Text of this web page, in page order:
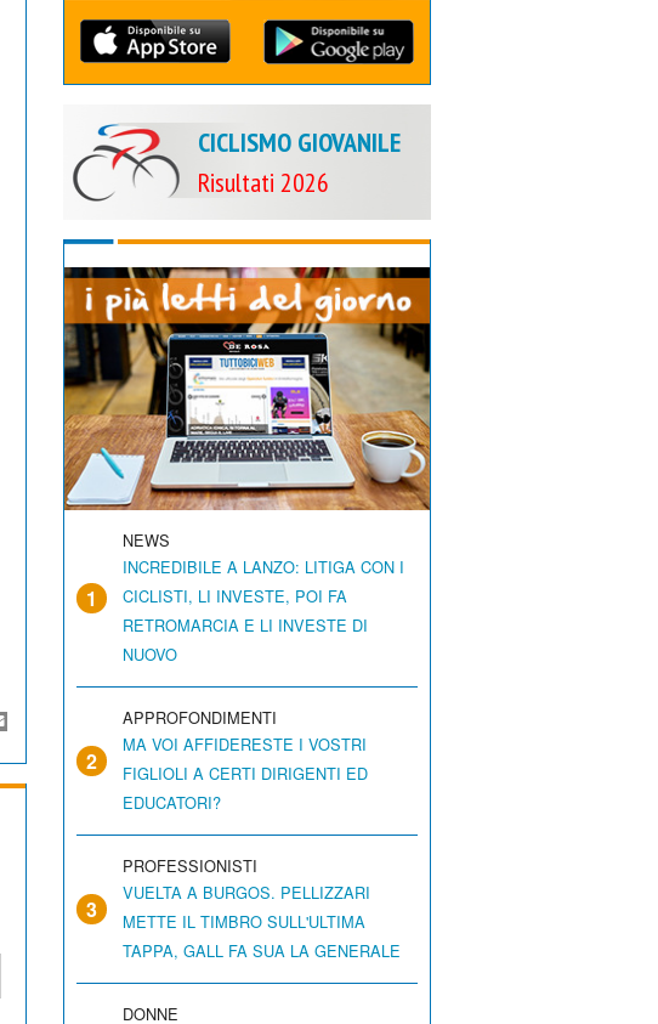
CICLISMO GIOVANILE
Risultati 2026
1
NEWS
INCREDIBILE A LANZO: LITIGA CON I
CICLISTI, LI INVESTE, POI FA
RETROMARCIA E LI INVESTE DI
NUOVO
2
APPROFONDIMENTI
MA VOI AFFIDERESTE I VOSTRI
FIGLIOLI A CERTI DIRIGENTI ED
EDUCATORI?
3
PROFESSIONISTI
VUELTA A BURGOS. PELLIZZARI
METTE IL TIMBRO SULL'ULTIMA
TAPPA, GALL FA SUA LA GENERALE
DONNE